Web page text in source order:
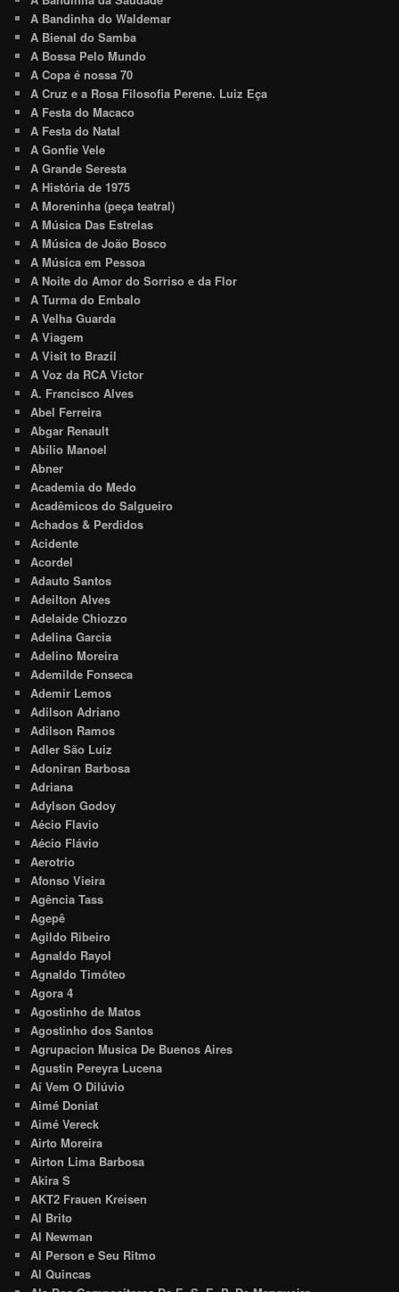
A Bandinha do Waldemar
A Bienal do Samba
A Bossa Pelo Mundo
A Copa é nossa 70
A Cruz e a Rosa Filosofia Perene. Luiz Eça
A Festa do Macaco
A Festa do Natal
A Gonfie Vele
A Grande Seresta
A História de 1975
A Moreninha (peça teatral)
A Música Das Estrelas
A Música de João Bosco
A Música em Pessoa
A Noite do Amor do Sorriso e da Flor
A Turma do Embalo
A Velha Guarda
A Viagem
A Visit to Brazil
A Voz da RCA Victor
A. Francisco Alves
Abel Ferreira
Abgar Renault
Abílio Manoel
Abner
Academia do Medo
Acadêmicos do Salgueiro
Achados & Perdidos
Acidente
Acordel
Adauto Santos
Adeilton Alves
Adelaide Chiozzo
Adelina Garcia
Adelino Moreira
Ademilde Fonseca
Ademir Lemos
Adilson Adriano
Adilson Ramos
Adler São Luiz
Adoniran Barbosa
Adriana
Adylson Godoy
Aécio Flavio
Aécio Flávio
Aerotrio
Afonso Vieira
Agência Tass
Agepê
Agildo Ribeiro
Agnaldo Rayol
Agnaldo Timóteo
Agora 4
Agostinho de Matos
Agostinho dos Santos
Agrupacion Musica De Buenos Aires
Agustin Pereyra Lucena
Aí Vem O Dilúvio
Aimé Doniat
Aimé Vereck
Airto Moreira
Airton Lima Barbosa
Akira S
AKT2 Frauen Kreisen
Al Brito
Al Newman
Al Person e Seu Ritmo
Al Quincas